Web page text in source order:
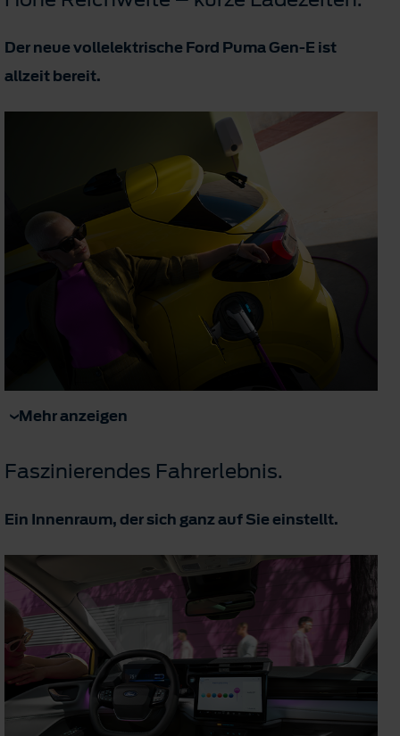
Der neue vollelektrische Ford Puma Gen-E ist
allzeit bereit.
Mehr anzeigen
Faszinierendes Fahrerlebnis.
Ein Innenraum, der sich ganz auf Sie einstellt.